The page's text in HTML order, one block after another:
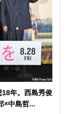
年。西島秀俊
×中島哲...